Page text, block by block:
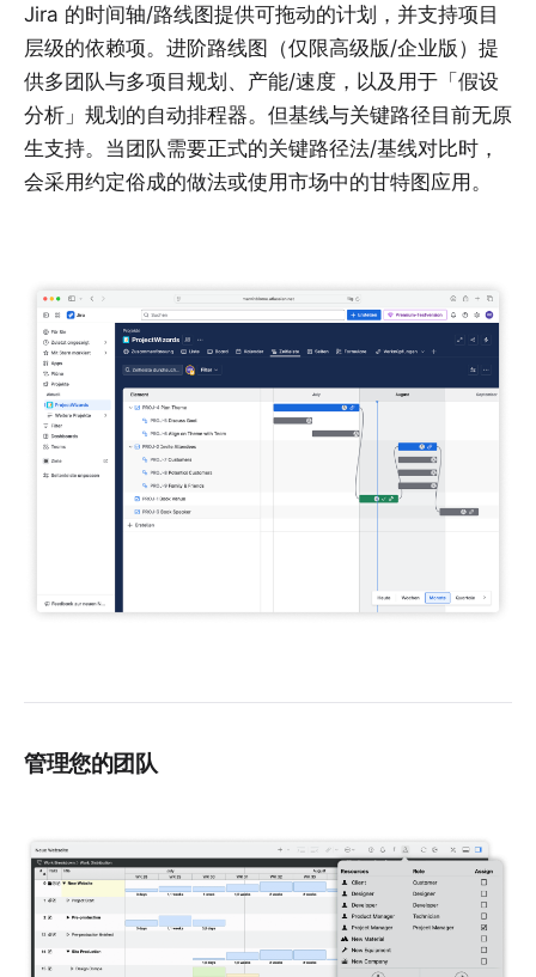
Jira 的时间轴/路线图提供可拖动的计划，并支持项目
层级的依赖项。进阶路线图（仅限高级版/企业版）提
供多团队与多项目规划、产能/速度，以及用于「假设
分析」规划的自动排程器。但基线与关键路径目前无原
生支持。当团队需要正式的关键路径法/基线对比时，
会采用约定俗成的做法或使用市场中的甘特图应用。
管理您的团队